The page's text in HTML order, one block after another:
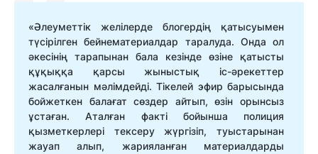
«Әлеуметтік желілерде блогердің қатысуымен
түсірілген бейнематериалдар таралуда. Онда ол
әкесінің тарапынан бала кезінде өзіне қатысты
құқыққа қарсы жыныстық іс-әрекеттер
жасалғанын мәлімдейді. Тікелей эфир барысында
бойжеткен балағат сөздер айтып, өзін орынсыз
ұстаған. Аталған факті бойынша полиция
қызметкерлері тексеру жүргізіп, туыстарынан
жауап алып, жарияланған материалдарды